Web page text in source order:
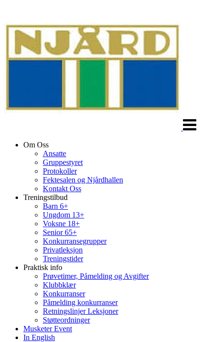
Om Oss
Ansatte
Gruppestyret
Protokoller
Fektesalen og Njårdhallen
Kontakt Oss
Treningstilbud
Barn 6+
Ungdom 13+
Voksne 18+
Senior 65+
Konkurransegrupper
Privatleksjon
Treningstider
Praktisk info
Prøvetimer, Påmelding og Avgifter
Klubbklær
Konkurranser
Påmelding konkurranser
Retningslinjer Leksjoner
Støtteordninger
Musketer Event
In English